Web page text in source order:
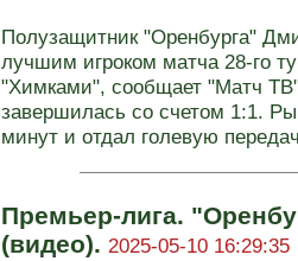
Полузащитник "Оренбурга"
лучшим игроком матча 28‑го
"Химками", сообщает "Матч
завершилась со счетом 1:1.
минут и отдал голевую
Премьер-лига.
(видео). 2025-05-10 16:29:35